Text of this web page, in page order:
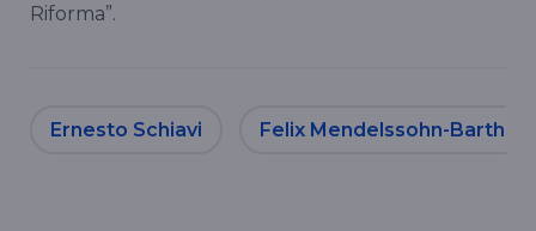
Riforma”.
Ernesto Schiavi Felix Mendelssohn-